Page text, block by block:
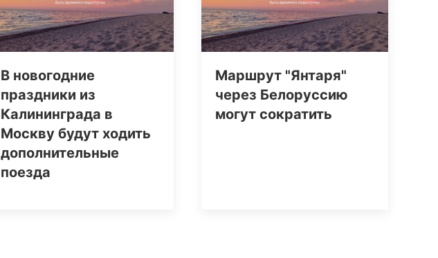
В новогодние
праздники из
Калининграда в
Москву будут ходить
дополнительные
поезда
Маршрут "Янтаря"
через Белоруссию
могут сократить